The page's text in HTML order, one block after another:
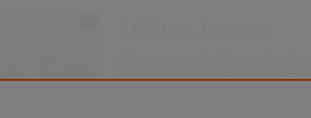
storage.
olmasından kaynaklanıyor.Bu eğitimde